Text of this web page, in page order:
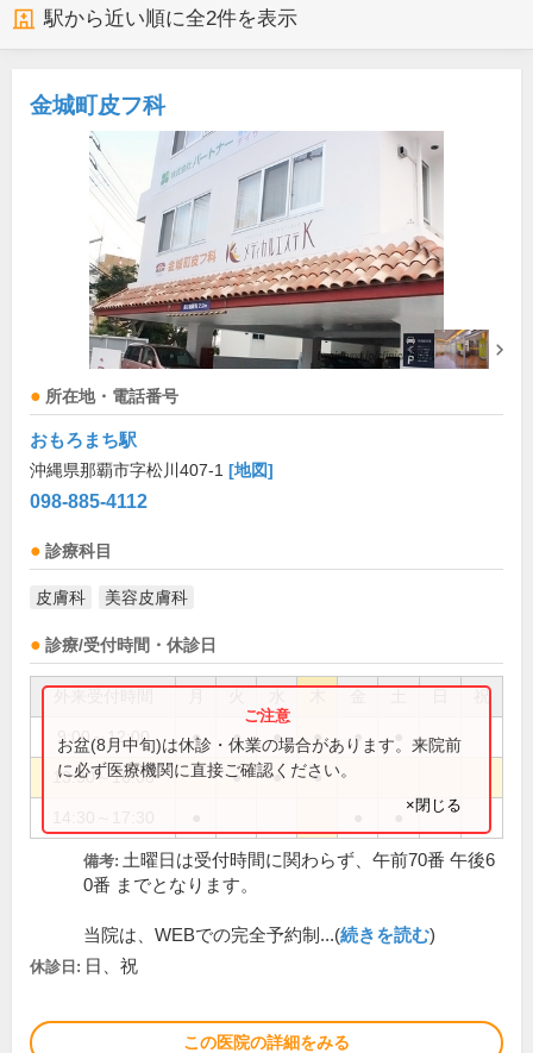
駅から近い順に全2件を表示
金城町皮フ科
所在地・電話番号
おもろまち駅
沖縄県那覇市字松川407-1 [地図]
098-885-4112
診療科目
皮膚科 美容皮膚科
診療/受付時間・休診日
祝
9:00～12:00 ● ● ● ● ●
13:30～16:00 ● ● ●
お盆(8月中旬)は休診・休業の場合があります。来院前
に必ず医療機関に直接ご確認ください。
×閉じる
備考: 土曜日は受付時間に関わらず、午前70番 午後6
0番 までとなります。
当院は、WEBでの完全予約制...(続きを読む)
休診日: 日、祝
この医院の詳細をみる